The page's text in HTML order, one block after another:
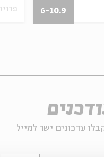
6-10.9
עדכונים ישר למייל